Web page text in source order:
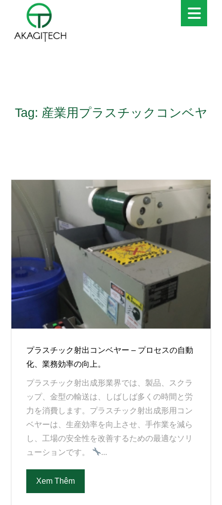
Tag: 産業用プラスチックコンベヤ
プラスチック射出コンベヤー – プロセスの自動
化、業務効率の向上。
プラスチック射出成形業界では、製品、スクラ
ップ、金型の輸送は、しばしば多くの時間と労
力を消費します。プラスチック射出成形用コン
ベヤーは、生産効率を向上させ、手作業を減ら
し、工場の安全性を改善するための最適なソリ
ューションです。
...
Xem Thêm